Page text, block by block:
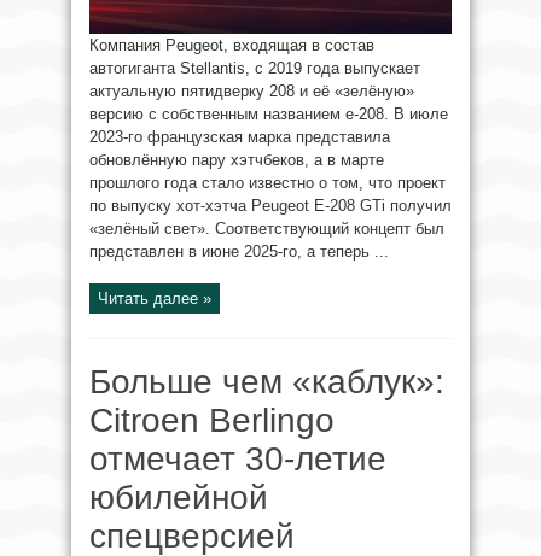
Компания Peugeot, входящая в состав
автогиганта Stellantis, с 2019 года выпускает
актуальную пятидверку 208 и её «зелёную»
версию с собственным названием e-208. В июле
2023-го французская марка представила
обновлённую пару хэтчбеков, а в марте
прошлого года стало известно о том, что проект
по выпуску хот-хэтча Peugeot E-208 GTi получил
«зелёный свет». Соответствующий концепт был
представлен в июне 2025-го, а теперь ...
Читать далее »
Больше чем «каблук»:
Citroen Berlingo
отмечает 30-летие
юбилейной
спецверсией